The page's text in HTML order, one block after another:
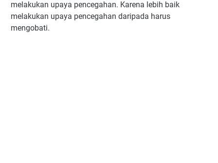
melakukan upaya pencegahan. Karena lebih baik
melakukan upaya pencegahan daripada harus
mengobati.